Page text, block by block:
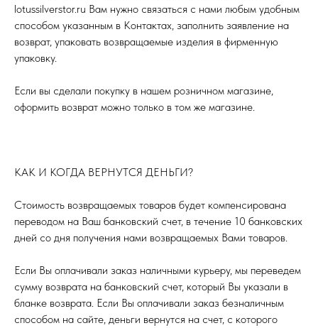
lotussilverstor.ru Вам нужно связаться с нами любым удобным
способом указанным в Контактах, заполнить заявление на
возврат, упаковать возвращаемые изделия в фирменную
упаковку.
Если вы сделали покупку в нашем розничном магазине,
оформить возврат можно только в том же магазине.
КАК И КОГДА ВЕРНУТСЯ ДЕНЬГИ?
Стоимость возвращаемых товаров будет компенсирована
переводом на Ваш банковский счет, в течение 10 банковских
дней со дня получения нами возвращаемых Вами товаров.
Если Вы оплачивали заказ наличными курьеру, мы переведем
сумму возврата на банковский счет, который Вы указали в
бланке возврата. Если Вы оплачивали заказ безналичным
способом на сайте, деньги вернутся на счет, с которого